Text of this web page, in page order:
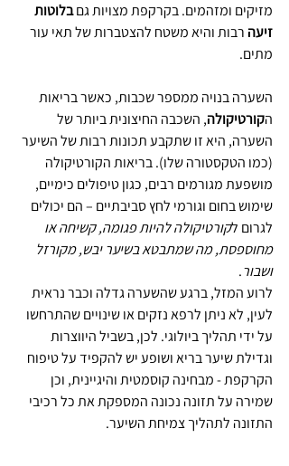
מזיקים ומזהמים. בקרקפת מצויות גם בלוטות
זיעה רבות והיא משטח להצטברות של תאי עור
מתים.
השערה בנויה ממספר שכבות, כאשר בריאות
הקורטיקולה, השכבה החיצונית ביותר של
השערה, היא זו שתקבע תכונות רבות של השיער
(כמו הטקסטורה שלו). בריאות הקורטיקולה
מושפעת מגורמים רבים, כגון טיפולים כימיים,
שימוש בחום וגורמי לחץ סביבתיים – הם יכולים
לגרום לקורטיקולה להיות פגומה, קשיחה או
מחוספסת, מה שמתבטא בשיער יבש, מקורזל
ושבור.
לרוע המזל, ברגע שהשערה גדלה וכבר נראית
לעין, לא ניתן לרפא נזקים או שינויים שהתרחשו
על ידי תהליך ביולוגי. לכן, בשביל היווצרות
וגדילת שיער בריא ושופע יש להקפיד על טיפוח
הקרקפת - מבחינה קוסמטית והיגיינית, וכן
שמירה על תזונה נכונה המספקת את כל רכיבי
התזונה לתהליך צמיחת השיער.